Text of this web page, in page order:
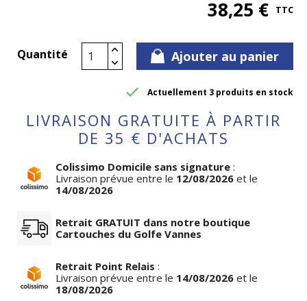
38,25 € TTC
Quantité Ajouter au panier
 Actuellement 3 produits en stock
LIVRAISON GRATUITE À PARTIR
DE 35 € D'ACHATS
Colissimo Domicile sans signature :
Livraison prévue entre le 12/08/2026 et le
14/08/2026
Retrait GRATUIT dans notre boutique
Cartouches du Golfe Vannes
Retrait Point Relais :
Livraison prévue entre le 14/08/2026 et le
18/08/2026